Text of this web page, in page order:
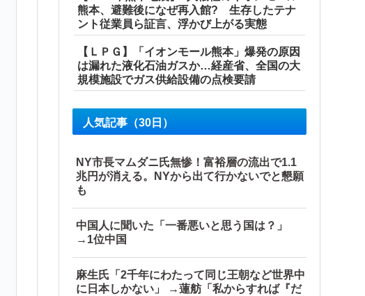
熊本、避難後になぜ再入館? 生存したテナ
ント従業員ら証言、浮かび上がる実態
【ＬＰＧ】「イオンモール熊本」爆発の原因
は漏れた液化石油ガスか…経産省、全国の大
規模施設でガス供給設備の点検要請
人気記事（30日）
NY市長マムダニ氏無惨！富裕層の流出で1.1
兆円が消える。NYから出て行かないでと懇願
も
中国人に聞いた「一番悪いと思う国は？」
→1位中国
麻生氏「2千年にわたって同じ王朝など世界中
に日本しかない」 →蓮舫「私からすれば『だ